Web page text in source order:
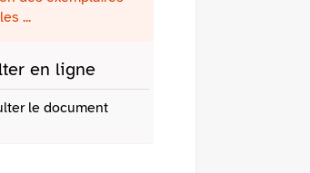
...
en ligne
le document